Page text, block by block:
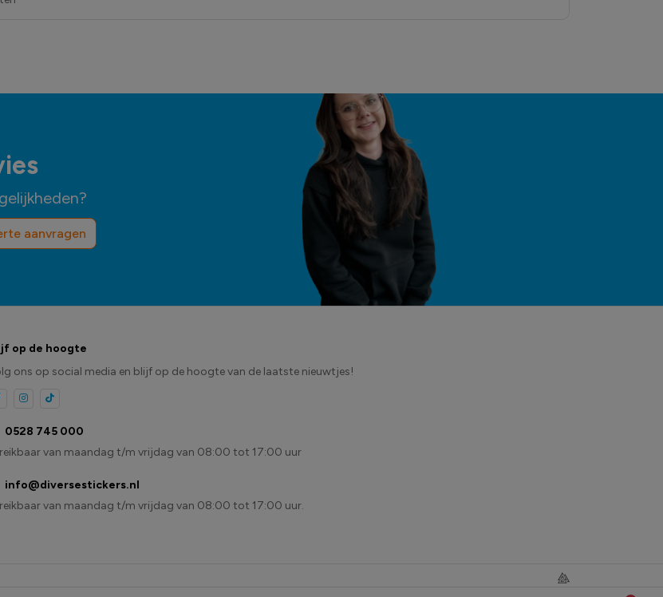
aanvragen
op de hoogte
ons op social media en blijf op de hoogte van de laatste nieuwtjes!
0528 745 000
van maandag t/m vrijdag van 08:00 tot 17:00 uur
info@diversestickers.nl
van maandag t/m vrijdag van 08:00 tot 17:00 uur.